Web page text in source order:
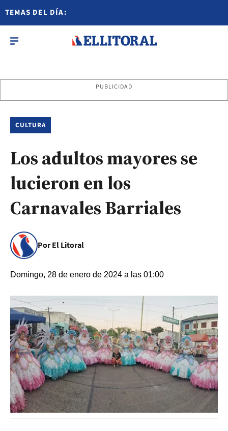
TEMAS DEL DÍA:
PUBLICIDAD
CULTURA
Los adultos mayores se
lucieron en los
Carnavales Barriales
Por El Litoral
Domingo, 28 de enero de 2024 a las 01:00